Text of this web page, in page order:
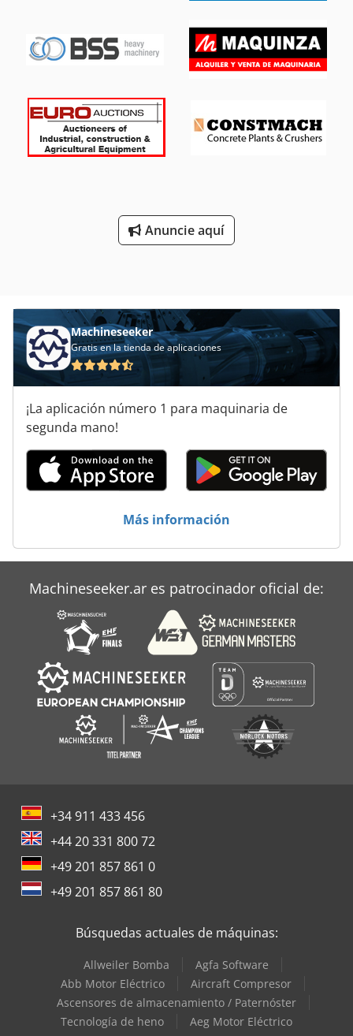
Anuncie aquí
Machineseeker
Gratis en la tienda de aplicaciones
¡La aplicación número 1 para maquinaria de
segunda mano!
Más información
Machineseeker.ar es patrocinador oficial de:
+34 911 433 456
+44 20 331 800 72
+49 201 857 861 0
+49 201 857 861 80
Búsquedas actuales de máquinas:
Allweiler Bomba
Agfa Software
Abb Motor Eléctrico
Aircraft Compresor
Ascensores de almacenamiento / Paternóster
Tecnología de heno
Aeg Motor Eléctrico